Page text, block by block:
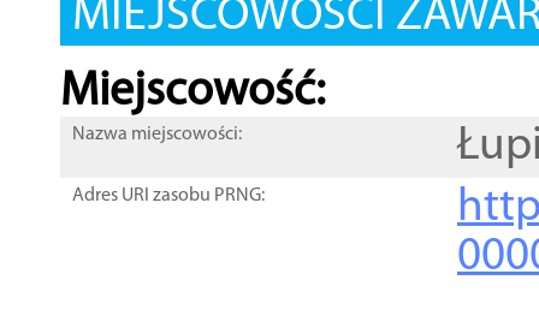
MIEJSCOWOŚCI
Miejscowość:
Nazwa miejscowości:
Adres URI zasobu PRNG: